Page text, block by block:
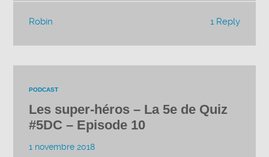
1 Reply
Robin
PODCAST
Les super-héros – La 5e de Quiz
#5DC – Episode 10
1 novembre 2018